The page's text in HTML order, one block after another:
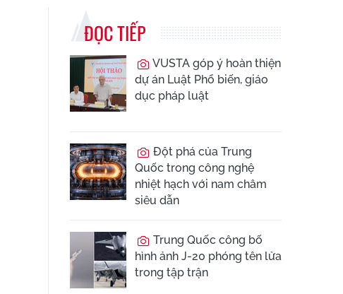
ĐỌC TIẾP
VUSTA góp ý hoàn thiện
dự án Luật Phổ biến, giáo
dục pháp luật
Đột phá của Trung
Quốc trong công nghệ
nhiệt hạch với nam châm
siêu dẫn
Trung Quốc công bố
hình ảnh J-20 phóng tên lửa
trong tập trận